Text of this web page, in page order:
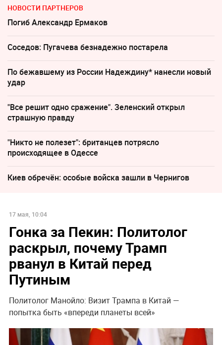
НОВОСТИ ПАРТНЕРОВ
Погиб Александр Ермаков
Соседов: Пугачева безнадежно постарела
По бежавшему из России Надеждину* нанесли новый
удар
"Все решит одно сражение". Зеленский открыл
страшную правду
"Никто не полезет": британцев потрясло
происходящее в Одессе
Киев обречён: особые войска зашли в Чернигов
17 мая, 10:04
Гонка за Пекин: Политолог
раскрыл, почему Трамп
рванул в Китай перед
Путиным
Политолог Манойло: Визит Трампа в Китай —
попытка быть «впереди планеты всей»